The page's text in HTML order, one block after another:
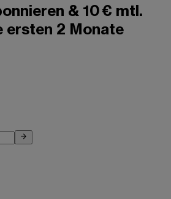
& 10 € mtl.
ersten 2 Monate